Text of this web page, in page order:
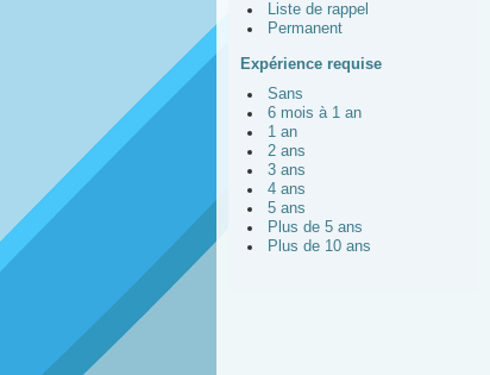
Liste de rappel
Permanent
Expérience requise
Sans
6 mois à 1 an
1 an
2 ans
3 ans
4 ans
5 ans
Plus de 5 ans
Plus de 10 ans